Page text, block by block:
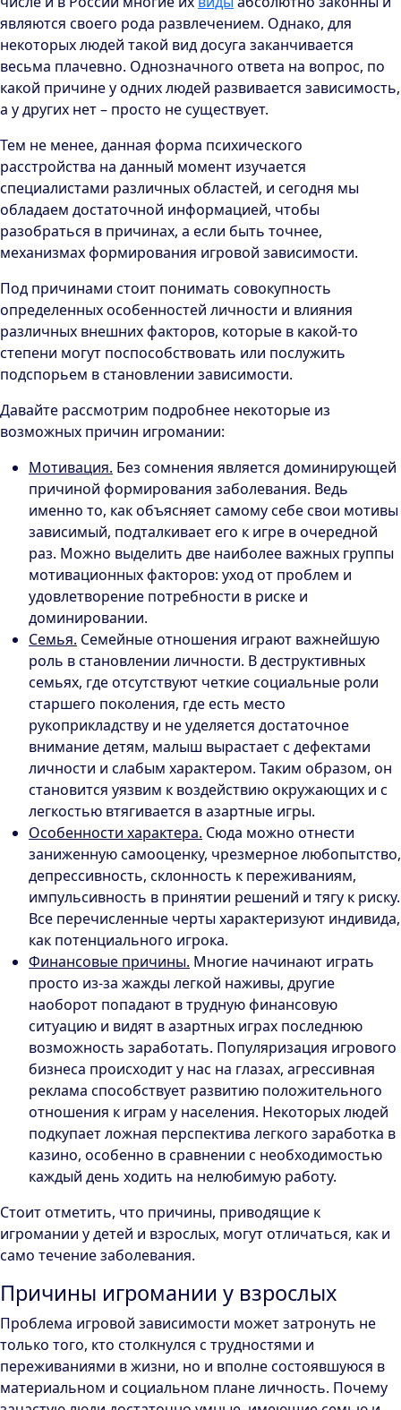
являются своего рода развлечением. Однако, для
некоторых людей такой вид досуга заканчивается
весьма плачевно. Однозначного ответа на вопрос, по
какой причине у одних людей развивается зависимость,
а у других нет – просто не существует.
Тем не менее, данная форма психического
расстройства на данный момент изучается
специалистами различных областей, и сегодня мы
обладаем достаточной информацией, чтобы
разобраться в причинах, а если быть точнее,
механизмах формирования игровой зависимости.
Под причинами стоит понимать совокупность
определенных особенностей личности и влияния
различных внешних факторов, которые в какой-то
степени могут поспособствовать или послужить
подспорьем в становлении зависимости.
Давайте рассмотрим подробнее некоторые из
возможных причин игромании:
Мотивация. Без сомнения является доминирующей
причиной формирования заболевания. Ведь
именно то, как объясняет самому себе свои мотивы
зависимый, подталкивает его к игре в очередной
раз. Можно выделить две наиболее важных группы
мотивационных факторов: уход от проблем и
удовлетворение потребности в риске и
доминировании.
Семья. Семейные отношения играют важнейшую
роль в становлении личности. В деструктивных
семьях, где отсутствуют четкие социальные роли
старшего поколения, где есть место
рукоприкладству и не уделяется достаточное
внимание детям, малыш вырастает с дефектами
личности и слабым характером. Таким образом, он
становится уязвим к воздействию окружающих и с
легкостью втягивается в азартные игры.
Особенности характера. Сюда можно отнести
заниженную самооценку, чрезмерное любопытство,
депрессивность, склонность к переживаниям,
импульсивность в принятии решений и тягу к риску.
Все перечисленные черты характеризуют индивида,
как потенциального игрока.
Финансовые причины. Многие начинают играть
просто из-за жажды легкой наживы, другие
наоборот попадают в трудную финансовую
ситуацию и видят в азартных играх последнюю
возможность заработать. Популяризация игрового
бизнеса происходит у нас на глазах, агрессивная
реклама способствует развитию положительного
отношения к играм у населения. Некоторых людей
подкупает ложная перспектива легкого заработка в
казино, особенно в сравнении с необходимостью
каждый день ходить на нелюбимую работу.
Стоит отметить, что причины, приводящие к
игромании у детей и взрослых, могут отличаться, как и
само течение заболевания.
Причины игромании у взрослых
Проблема игровой зависимости может затронуть не
только того, кто столкнулся с трудностями и
переживаниями в жизни, но и вполне состоявшуюся в
материальном и социальном плане личность. Почему